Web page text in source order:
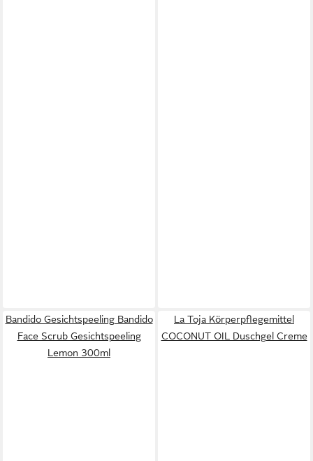
Bandido Gesichtspeeling Bandido
Face Scrub Gesichtspeeling
Lemon 300ml
La Toja Körperpflegemittel
COCONUT OIL Duschgel Creme